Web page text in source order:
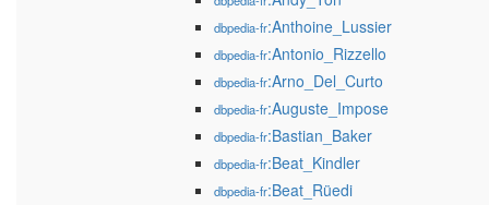
dbpedia-fr:Anthoine_Lussier
dbpedia-fr:Antonio_Rizzello
dbpedia-fr:Arno_Del_Curto
dbpedia-fr:Auguste_Impose
dbpedia-fr:Bastian_Baker
dbpedia-fr:Beat_Kindler
dbpedia-fr:Beat_Rüedi